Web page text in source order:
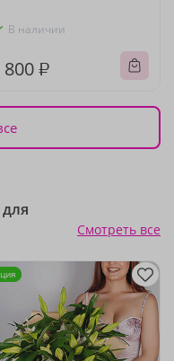
В наличии
800 ₽
Смотреть все